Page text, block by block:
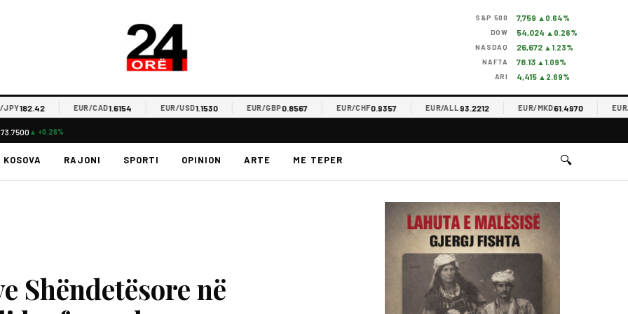
S&P 500 7,759 ▲0.64%
DOW 54,024 ▲0.26%
NASDAQ 26,672 ▲1.23%
NAFTA 78.13 ▲1.09%
ARI 4,415 ▲2.69%
EUR/CAD1.6154 EUR/USD1.1530 EUR/GBP0.8567 EUR/CHF0.9357 EUR/ALL93.2212 EUR/MKD61.4970 EUR/RSD
▲ +0.26%
KOSOVA RAJONI SPORTI OPINION ARTE ME TEPER 🔍
Shëndetësore në